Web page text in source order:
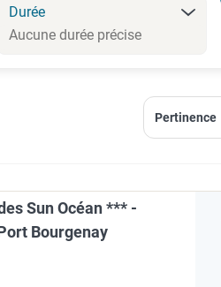
Durée
Sun Océan *** -
Bourgenay